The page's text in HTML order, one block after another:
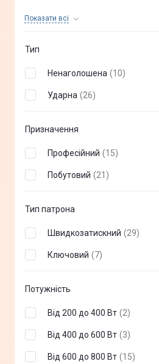
Показати всi
Metabo
Тип
Ненаголошена (10)
Ударна (26)
Призначення
Професійний (15)
Побутовий (21 )
Тип патрона
Швидкозатискний (29)
Ключовий (7)
Потужність
Від 200 до 400 Вт (2)
Від 400 до 600 Вт (3)
Від 600 до 800 Вт (15)